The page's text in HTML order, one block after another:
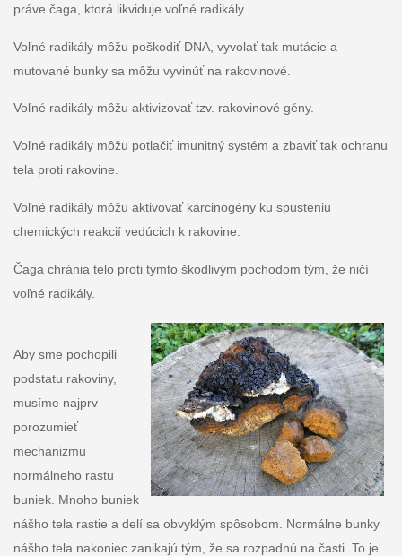
práve čaga, ktorá likviduje voľné radikály.
Voľné radikály môžu poškodiť DNA, vyvolať tak mutácie a
mutované bunky sa môžu vyvinúť na rakovinové.
Voľné radikály môžu aktivizovať tzv. rakovinové gény.
Voľné radikály môžu potlačiť imunitný systém a zbaviť tak ochranu
tela proti rakovine.
Voľné radikály môžu aktivovať karcinogény ku spusteniu
chemických reakcií vedúcich k rakovine.
Čaga chránia telo proti týmto škodlivým pochodom tým, že ničí
voľné radikály.
Aby sme pochopili
podstatu rakoviny,
musíme najprv
porozumieť
mechanizmu
normálneho rastu
buniek. Mnoho buniek
nášho tela rastie a delí sa obvyklým spôsobom. Normálne bunky
nášho tela nakoniec zanikajú tým, že sa rozpadnú na časti. To je